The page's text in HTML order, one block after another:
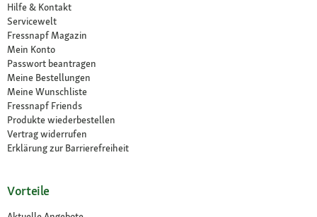
Hilfe & Kontakt
Servicewelt
Fressnapf Magazin
Mein Konto
Passwort beantragen
Meine Bestellungen
Meine Wunschliste
Fressnapf Friends
Produkte wiederbestellen
Vertrag widerrufen
Erklärung zur Barrierefreiheit
Vorteile